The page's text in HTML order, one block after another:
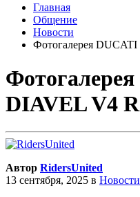
Главная
Общение
Новости
Фотогалерея
DIAVEL V4
Автор RidersUnited
13 сентября, 2025 в Новости